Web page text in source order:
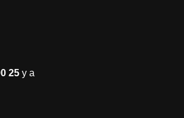
25 y a